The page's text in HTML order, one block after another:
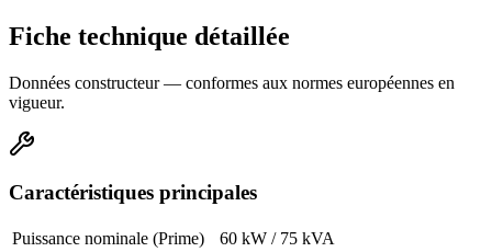
Fiche technique détaillée
Données constructeur — conformes aux normes européennes en
vigueur.
Caractéristiques principales
Puissance nominale (Prime)
60 kW / 75 kVA